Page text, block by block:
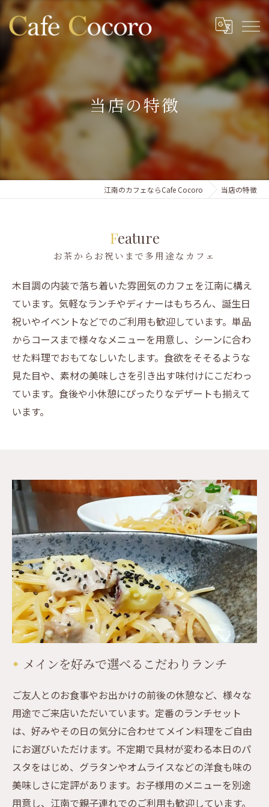
当店の特徴
江南のカフェならCafe Cocoro 当店の特徴
お茶からお祝いまで多用途なカフェ
Feature
木目調の内装で落ち着いた雰囲気のカフェを江南に構え
ています。気軽なランチやディナーはもちろん、誕生日
祝いやイベントなどでのご利用も歓迎しています。単品
からコースまで様々なメニューを用意し、シーンに合わ
せた料理でおもてなしいたします。食欲をそそるような
見た目や、素材の美味しさを引き出す味付けにこだわっ
ています。食後や小休憩にぴったりなデザートも揃えて
います。
メインを好みで選べるこだわりランチ
ご友人とのお食事やお出かけの前後の休憩など、様々な
用途でご来店いただいています。定番のランチセット
は、好みやその日の気分に合わせてメイン料理をご自由
にお選びいただけます。不定期で具材が変わる本日のパ
スタをはじめ、グラタンやオムライスなどの洋食も味の
美味しさに定評があります。お子様用のメニューを別途
用意し、江南で親子連れでのご利用も歓迎しています。